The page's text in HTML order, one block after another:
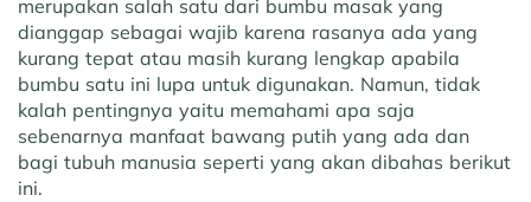
merupakan salah satu dari bumbu masak yang
dianggap sebagai wajib karena rasanya ada yang
kurang tepat atau masih kurang lengkap apabila
bumbu satu ini lupa untuk digunakan. Namun, tidak
kalah pentingnya yaitu memahami apa saja
sebenarnya manfaat bawang putih yang ada dan
bagi tubuh manusia seperti yang akan dibahas berikut
ini.